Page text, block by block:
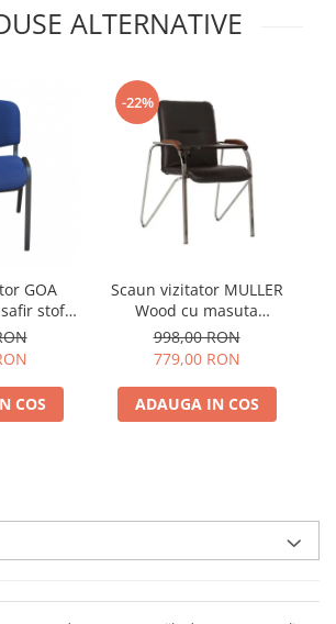
ALTERNATIVE
GOA
stofa
COS
-22%
Scaun vizitator MULLER
Wood cu masuta
rabatabila, Negru piele
ecologica
998,00 RON
779,00 RON
ADAUGA IN COS